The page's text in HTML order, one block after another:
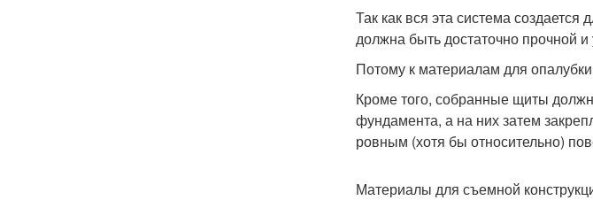
Так как вся эта система
должна быть достаточно прочной
Потому к материалам для
Кроме того, собранные щиты
фундамента, а на них затем
ровным (хотя бы относительно)
Материалы для съемной